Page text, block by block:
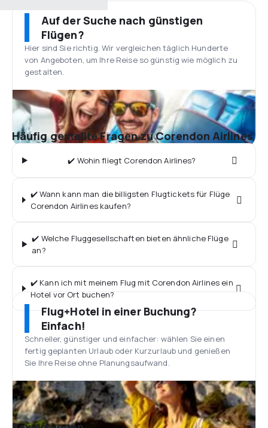
Auf der Suche nach günstigen
Flügen?
Hier sind Sie richtig. Wir vergleichen täglich Hunderte
von Angeboten, um Ihre Reise so günstig wie möglich zu
gestalten.
Häufig gestellte Fragen zu Corendon Airlines
✔️ Wohin fliegt Corendon Airlines?
✔️ Wann kann man die billigsten Flugtickets für Flüge
Corendon Airlines kaufen?
✔️ Welche Fluggesellschaften bieten ähnliche Flüge
an?
✔️ Kann ich mit meinem Flug mit Corendon Airlines ein
Hotel vor Ort buchen?
Flug+Hotel in einer Buchung?
Einfach!
Schneller, günstiger und einfacher: wählen Sie einen
fertig geplanten Urlaub oder Kurzurlaub und genießen
Sie Ihre Reise ohne Planungsaufwand.